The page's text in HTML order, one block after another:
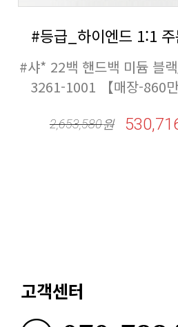
#등급_하이엔드 1:1
3261-1001 【매장-860만
2,653,580원
고객센터